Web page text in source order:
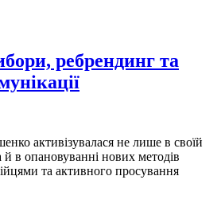
ребрендинг та
активізувалася не лише в своїй
й в опановуванні нових методів
та активного просування